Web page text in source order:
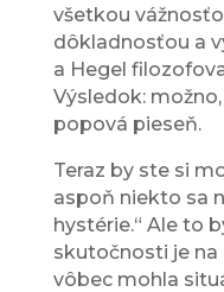
všetkou
dôkladnosťou a
a Hegel
Výsledok:
popová pieseň.
Teraz by ste si
aspoň niekto sa
hystérie.“ Ale to
skutočnosti je
vôbec mohla